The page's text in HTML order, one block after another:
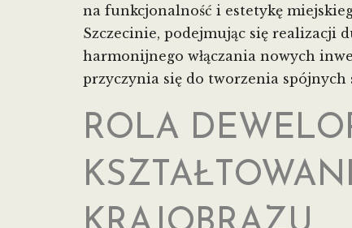
na funkcjonalność i estetykę
Szczecinie, podejmując się realizacji
harmonijnego włączania nowych
przyczynia się do tworzenia spójnych
ROLA